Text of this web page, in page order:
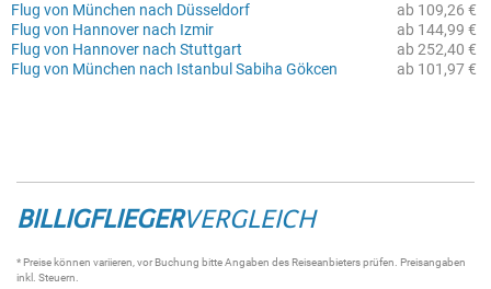
ab 109,26 €
Flug von München nach Düsseldorf
ab 144,99 €
Flug von Hannover nach Izmir
ab 252,40 €
Flug von Hannover nach Stuttgart
ab 101,97 €
Flug von München nach Istanbul Sabiha Gökcen
BILLIGFLIEGERVERGLEICH
* Preise können variieren, vor Buchung bitte Angaben des Reiseanbieters prüfen. Preisangaben
inkl. Steuern.